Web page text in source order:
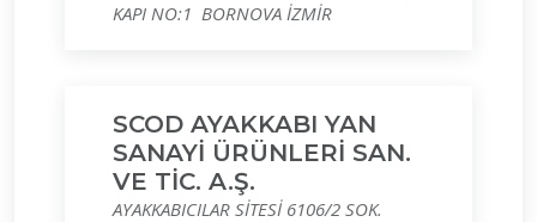
KAPI NO:1 BORNOVA İZMİR
SCOD AYAKKABI YAN
SANAYİ ÜRÜNLERİ SAN.
VE TİC. A.Ş.
AYAKKABICILAR SİTESİ 6106/2 SOK.